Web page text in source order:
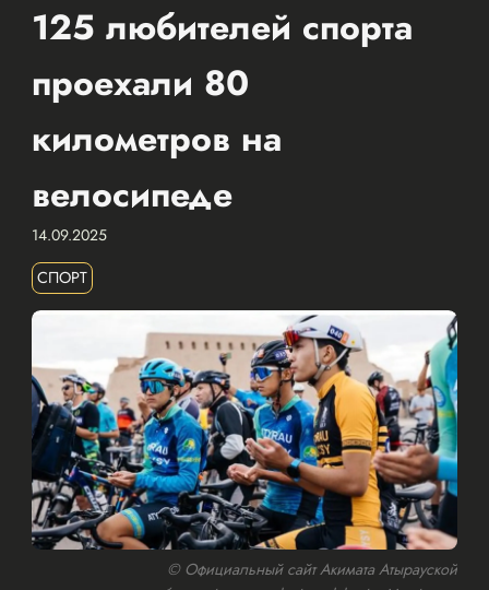
125 любителей спорта
проехали 80
километров на
велосипеде
14.09.2025
СПОРТ
© Официальный сайт Акимата Атырауской